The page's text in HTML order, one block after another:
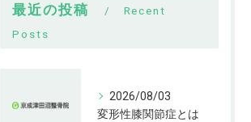
最近の投稿
Recent
Posts
2026/08/03
変形性膝関節症とは